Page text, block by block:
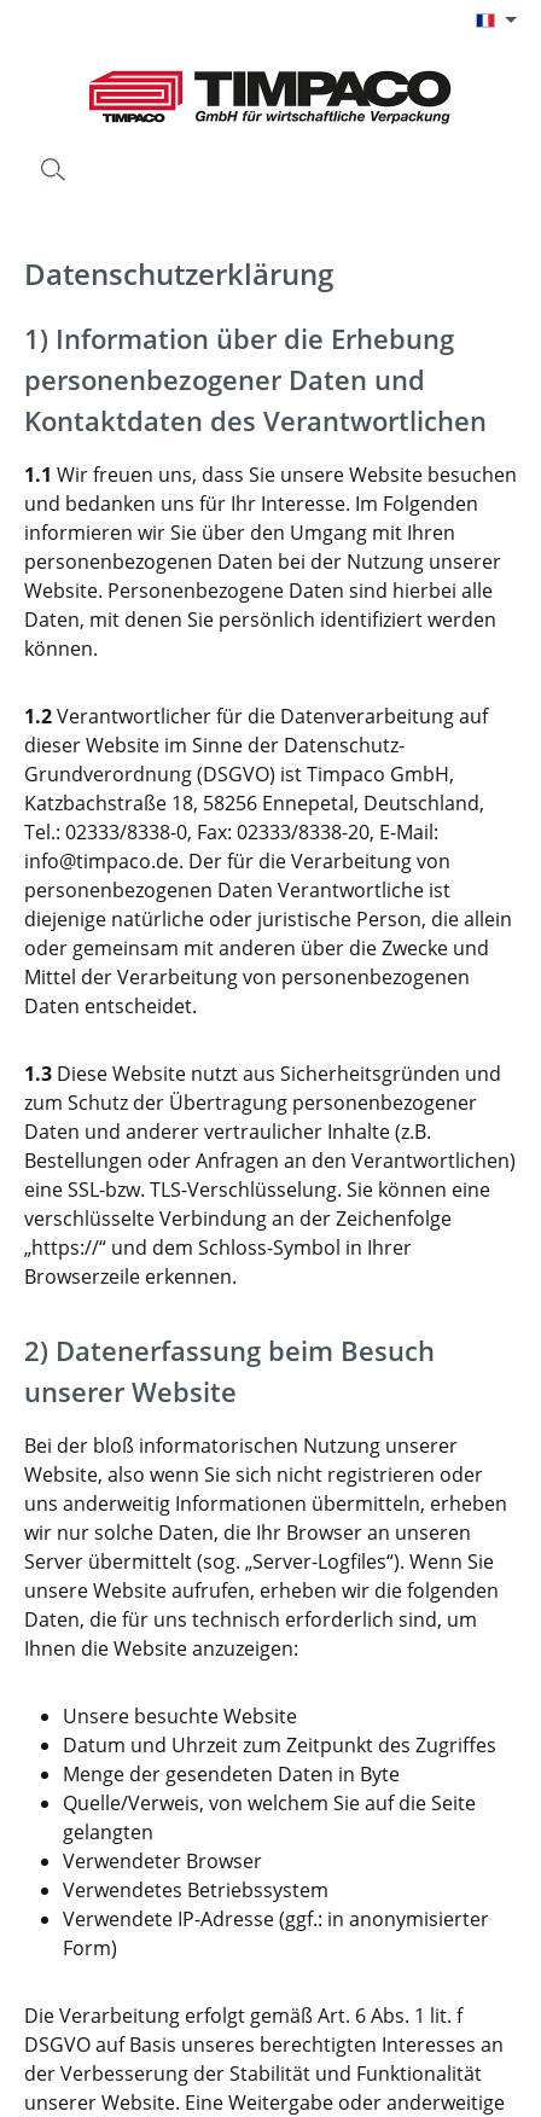
Datenschutzerklärung
1) Information über die Erhebung
personenbezogener Daten und
Kontaktdaten des Verantwortlichen
1.1 Wir freuen uns, dass Sie unsere Website besuchen
und bedanken uns für Ihr Interesse. Im Folgenden
informieren wir Sie über den Umgang mit Ihren
personenbezogenen Daten bei der Nutzung unserer
Website. Personenbezogene Daten sind hierbei alle
Daten, mit denen Sie persönlich identifiziert werden
können.
1.2Verantwortlicher für die Datenverarbeitung auf
dieser Website im Sinne der Datenschutz-
Grundverordnung (DSGVO) ist Timpaco GmbH,
Katzbachstraße 18, 58256 Ennepetal, Deutschland,
Tel.: 02333/8338-0, Fax: 02333/8338-20, E-Mail:
info@timpaco.de. Der für die Verarbeitung von
personenbezogenen Daten Verantwortliche ist
diejenige natürliche oder juristische Person, die allein
oder gemeinsam mit anderen über die Zwecke und
Mittel der Verarbeitung von personenbezogenen
Daten entscheidet.
1.3 Diese Website nutzt aus Sicherheitsgründen und
zum Schutz der Übertragung personenbezogener
Daten und anderer vertraulicher Inhalte (z.B.
Bestellungen oder Anfragen an den Verantwortlichen)
eine SSL-bzw. TLS-Verschlüsselung. Sie können eine
verschlüsselte Verbindung an der Zeichenfolge
„https://“ und dem Schloss-Symbol in Ihrer
Browserzeile erkennen.
2) Datenerfassung beim Besuch
unserer Website
Bei der bloß informatorischen Nutzung unserer
Website, also wenn Sie sich nicht registrieren oder
uns anderweitig Informationen übermitteln, erheben
wir nur solche Daten, die Ihr Browser an unseren
Server übermittelt (sog. „Server-Logfiles“). Wenn Sie
unsere Website aufrufen, erheben wir die folgenden
Daten, die für uns technisch erforderlich sind, um
Ihnen die Website anzuzeigen:
Unsere besuchte Website
Datum und Uhrzeit zum Zeitpunkt des Zugriffes
Menge der gesendeten Daten in Byte
Quelle/Verweis, von welchem Sie auf die Seite
gelangten
Verwendeter Browser
Verwendetes Betriebssystem
Verwendete IP-Adresse (ggf.: in anonymisierter
Form)
Die Verarbeitung erfolgt gemäß Art. 6 Abs. 1 lit. f
DSGVO auf Basis unseres berechtigten Interesses an
der Verbesserung der Stabilität und Funktionalität
unserer Website. Eine Weitergabe oder anderweitige